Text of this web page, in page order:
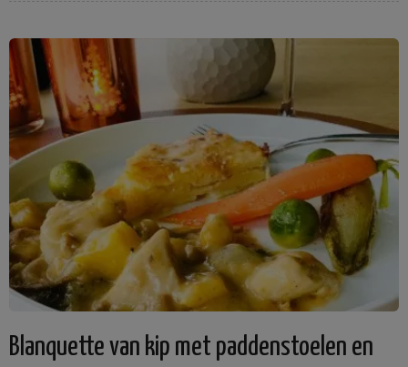
Blanquette van kip met paddenstoelen en